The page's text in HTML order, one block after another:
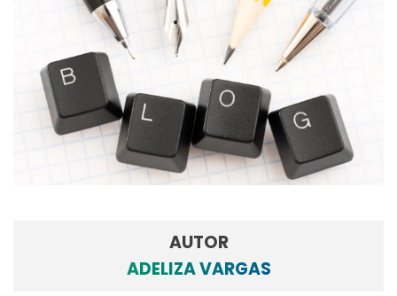
AUTOR
ADELIZA VARGAS